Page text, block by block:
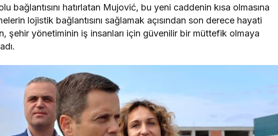
bağlantısını hatırlatan Mujović, bu yeni caddenin kısa olmasına
lojistik bağlantısını sağlamak açısından son derece hayati
şehir yönetiminin iş insanları için güvenilir bir müttefik olmaya